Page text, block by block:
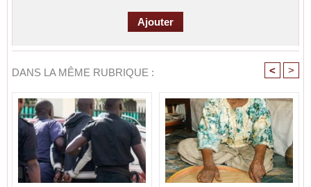
DANS LA MÊME RUBRIQUE : < >